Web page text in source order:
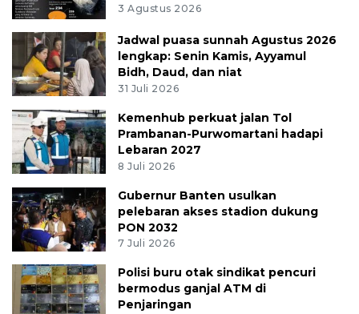
3 Agustus 2026
Jadwal puasa sunnah Agustus 2026
lengkap: Senin Kamis, Ayyamul
Bidh, Daud, dan niat
31 Juli 2026
Kemenhub perkuat jalan Tol
Prambanan-Purwomartani hadapi
Lebaran 2027
8 Juli 2026
Gubernur Banten usulkan
pelebaran akses stadion dukung
PON 2032
7 Juli 2026
Polisi buru otak sindikat pencuri
bermodus ganjal ATM di
Penjaringan